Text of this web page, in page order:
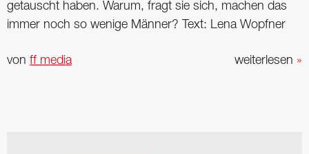
getauscht haben. Warum, fragt sie sich, machen das
immer noch so wenige Männer? Text: Lena Wopfner
weiterlesen »
von ff media